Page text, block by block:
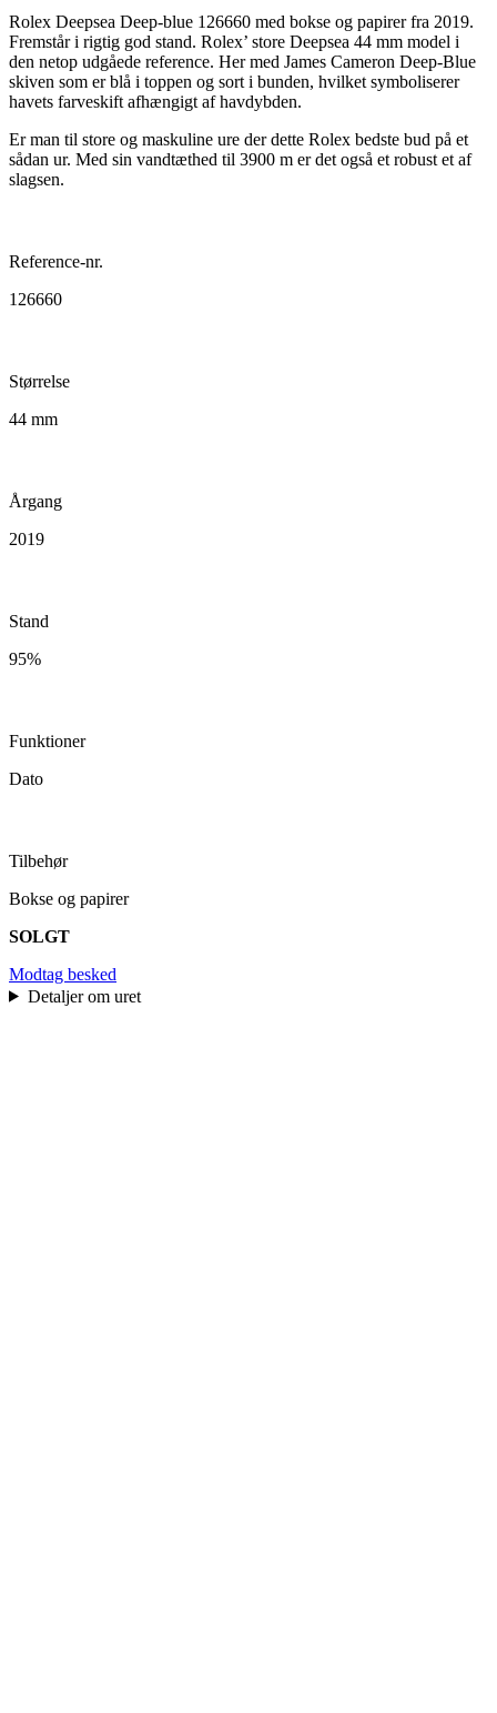
Rolex Deepsea Deep-blue 126660 med bokse og papirer fra 2019.
Fremstår i rigtig god stand. Rolex’ store Deepsea 44 mm model i
den netop udgåede reference. Her med James Cameron Deep-Blue
skiven som er blå i toppen og sort i bunden, hvilket symboliserer
havets farveskift afhængigt af havdybden.
Er man til store og maskuline ure der dette Rolex bedste bud på et
sådan ur. Med sin vandtæthed til 3900 m er det også et robust et af
slagsen.
Reference-nr.
126660
Størrelse
44 mm
Årgang
2019
Stand
95%
Funktioner
Dato
Tilbehør
Bokse og papirer
SOLGT
Modtag besked
Detaljer om uret